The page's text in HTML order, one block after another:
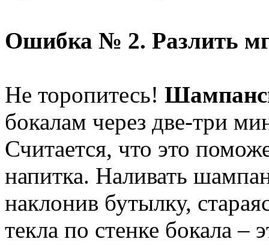
Ошибка № 2. Разлить
Не торопитесь!
бокалам через две-три
Считается, что это
напитка. Наливать
наклонив бутылку,
текла по стенке бокала